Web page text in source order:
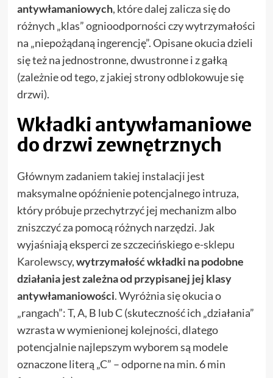
antywłamaniowych, które dalej zalicza się do
różnych „klas” ognioodporności czy wytrzymałości
na „niepożądaną ingerencję”. Opisane okucia dzieli
się też na jednostronne, dwustronne i z gałką
(zależnie od tego, z jakiej strony odblokowuje się
drzwi).
Wkładki antywłamaniowe
do drzwi zewnętrznych
Głównym zadaniem takiej instalacji jest
maksymalne opóźnienie potencjalnego intruza,
który próbuje przechytrzyć jej mechanizm albo
zniszczyć za pomocą różnych narzędzi. Jak
wyjaśniają eksperci ze szczecińskiegoe-sklepu
Karolewscy,wytrzymałość wkładki na podobne
działania jest zależna od przypisanej jej klasy
antywłamaniowości. Wyróżnia się okucia o
„rangach”: T, A, B lub C (skuteczność ich „działania”
wzrasta w wymienionej kolejności, dlatego
potencjalnie najlepszym wyborem są modele
oznaczone literą „C” – odporne na min. 6 min